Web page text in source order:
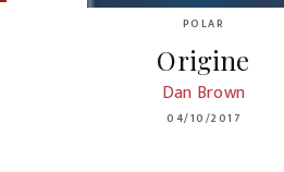
POLAR
Origine
Dan Brown
04/10/2017